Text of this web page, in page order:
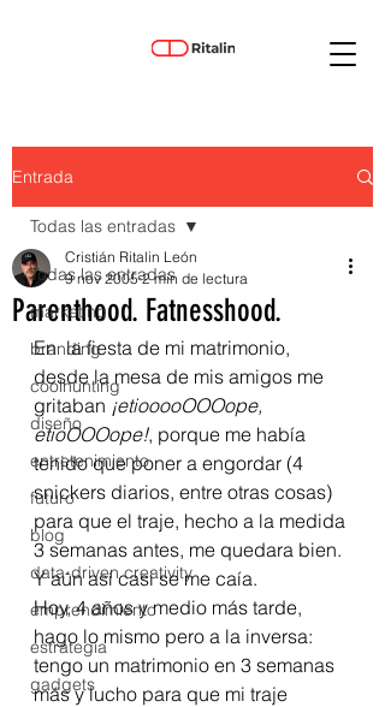
Entrada
Todas las entradas
marketing
branding
coolhunting
diseño
entretenimiento
futuro
blog
data-driven creativity
emprendimiento
estrategia
gadgets
Todas las entradas
Parenthood. Fatnesshood.
Cristián Ritalin León
9 nov 2005 2 min de lectura
En  la fiesta de mi matrimonio,
desde la mesa de mis amigos me
gritaban ¡etiooooOOOope,
etioOOOope!, porque me había
tenido que poner a engordar (4
snickers diarios, entre otras cosas)
para que el traje, hecho a la medida
3 semanas antes, me quedara bien.
Y aún así casi se me caía.
Hoy, 4 años y medio más tarde,
hago lo mismo pero a la inversa:
tengo un matrimonio en 3 semanas
más y lucho para que mi traje